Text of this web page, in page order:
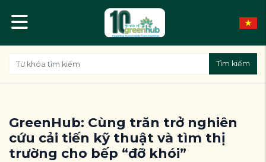
Tìm kiếm
GreenHub: Cùng trăn trở nghiên
cứu cải tiến kỹ thuật và tìm thị
trường cho bếp “đỡ khói”